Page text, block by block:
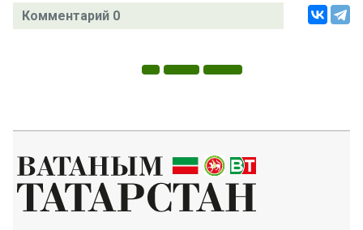
Комментарий 0